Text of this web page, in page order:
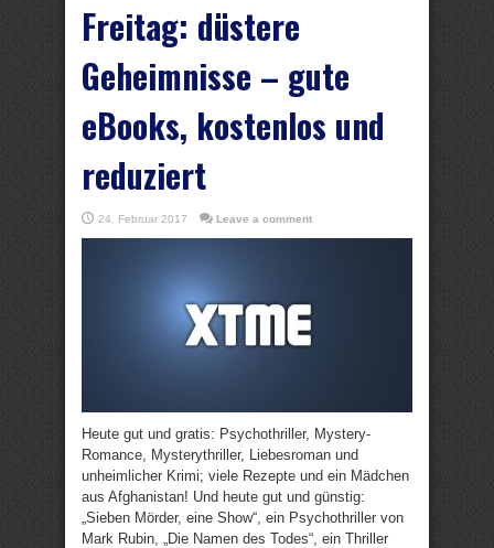
Freitag: düstere
Geheimnisse – gute
eBooks, kostenlos und
reduziert
24. Februar 2017 Leave a comment
Heute gut und gratis: Psychothriller, Mystery-
Romance, Mysterythriller, Liebesroman und
unheimlicher Krimi; viele Rezepte und ein Mädchen
aus Afghanistan! Und heute gut und günstig:
„Sieben Mörder, eine Show“, ein Psychothriller von
Mark Rubin, „Die Namen des Todes“, ein Thriller